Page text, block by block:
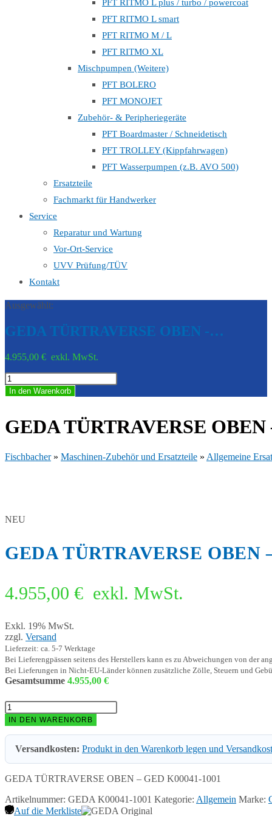
PFT RITMO L plus / turbo / powercoat
PFT RITMO L smart
PFT RITMO M / L
PFT RITMO XL
Mischpumpen (Weitere)
PFT BOLERO
PFT MONOJET
Zubehör- & Peripheriegeräte
PFT Boardmaster / Schneidetisch
PFT TROLLEY (Kippfahrwagen)
PFT Wasserpumpen (z.B. AVO 500)
Ersatzteile
Fachmarkt für Handwerker
Service
Reparatur und Wartung
Vor-Ort-Service
UVV Prüfung/TÜV
Kontakt
Ausgewählt:
GEDA TÜRTRAVERSE OBEN -…
4.955,00 € exkl. MwSt.
GEDA
TÜRTRAVERSE
OBEN
GED
K00041-
Menge
In den Warenkorb
GEDA TÜRTRAVERSE OBEN
Fischbacher» Maschinen-Zubehör und Ersatzteile » Allgemeine
NEU
GEDA TÜRTRAVERSE OBEN
4.955,00 € exkl. MwSt.
Exkl. 19% MwSt.
zzgl. Versand
Lieferzeit: ca. 5-7 Werktage
Bei Lieferengpässen seitens des Herstellers kann es zu Abweichungen von der
Bei Lieferungen in Nicht-EU-Länder können zusätzliche Zölle, Steuern und
Gesamtsumme 4.955,00 €
GEDA
TÜRTRAVERSE
OBEN
-
GED
K00041-
Menge
IN DEN WARENKORB
Versandkosten: Produkt in den Warenkorb legen und
GEDA TÜRTRAVERSE OBEN – GED K00041-1001
Artikelnummer: GEDA K00041-1001 Kategorie: Allgemein Marke:
Auf die Merkliste